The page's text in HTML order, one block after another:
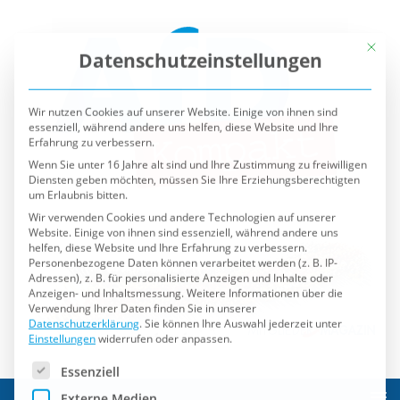
Wir nutzen Cookies auf unserer Website. Einige von ihnen sind
essenziell, während andere uns helfen, diese Website und Ihre
Erfahrung zu verbessern.
Wenn Sie unter 16 Jahre alt sind und Ihre Zustimmung zu freiwilligen
Diensten geben möchten, müssen Sie Ihre Erziehungsberechtigten
um Erlaubnis bitten.
Wir verwenden Cookies und andere Technologien auf unserer
Website. Einige von ihnen sind essenziell, während andere uns
helfen, diese Website und Ihre Erfahrung zu verbessern.
Personenbezogene Daten können verarbeitet werden (z. B. IP-
Adressen), z. B. für personalisierte Anzeigen und Inhalte oder
Anzeigen- und Inhaltsmessung.Weitere Informationen über die
Verwendung Ihrer Daten finden Sie in unserer
Datenschutzerklärung. Sie können Ihre Auswahl jederzeit unter
Einstellungenwiderrufen oder anpassen.
Es folgt eine Liste der Service-Gruppen, für die eine
Externe Medien